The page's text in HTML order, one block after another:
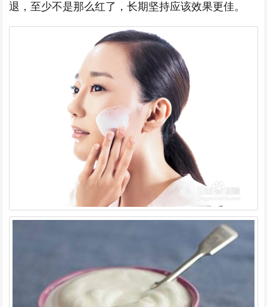
退，至少不是那么红了，长期坚持应该效果更佳。